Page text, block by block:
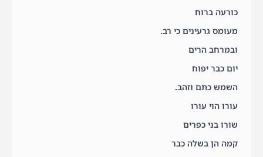
כורעה ברוח
מעומס גרעינים כי רב.
ובמרחב הרים
יום כבר יפוח
השמש כתם וזהב.
עורו הוי עורו
שורו בני כפרים
קמה הן בשלה כבר